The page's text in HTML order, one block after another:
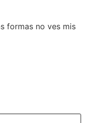
formas no ves mis